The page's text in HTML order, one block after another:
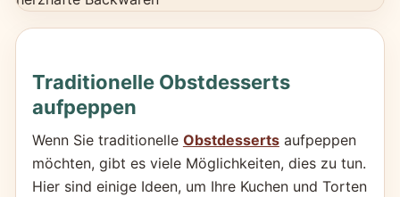
Traditionelle Obstdesserts
aufpeppen
Wenn Sie traditionelle Obstdessertsaufpeppen
möchten, gibt es viele Möglichkeiten, dies zu tun.
Hier sind einige Ideen, um Ihre Kuchen und Torten